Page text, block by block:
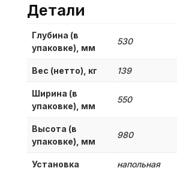
Детали
Глубина (в
упаковке), мм
530
Вес (нетто), кг 139
Ширина (в
упаковке), мм
550
Высота (в
упаковке), мм
980
Установка напольная